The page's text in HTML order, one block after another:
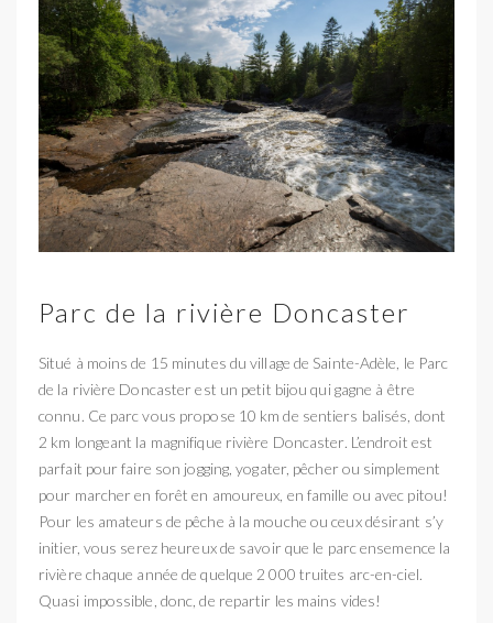
Parc de la rivière Doncaster
Situé à moins de 15 minutes du village de Sainte-Adèle, le Parc
de la rivière Doncaster est un petit bijou qui gagne à être
connu. Ce parc vous propose 10 km de sentiers balisés, dont
2 km longeant la magnifique rivière Doncaster. L’endroit est
parfait pour faire son jogging, yogater, pêcher ou simplement
pour marcher en forêt en amoureux, en famille ou avec pitou!
Pour les amateurs de pêche à la mouche ou ceux désirant s’y
initier, vous serez heureux de savoir que le parc ensemence la
rivière chaque année de quelque 2 000 truites arc-en-ciel.
Quasi impossible, donc, de repartir les mains vides!